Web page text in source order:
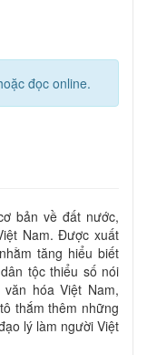
đọc online.
bản về đất nước,
Nam. Được xuất
tăng hiểu biết
tộc thiểu số nói
hóa Việt Nam,
thắm thêm những
lý làm người Việt